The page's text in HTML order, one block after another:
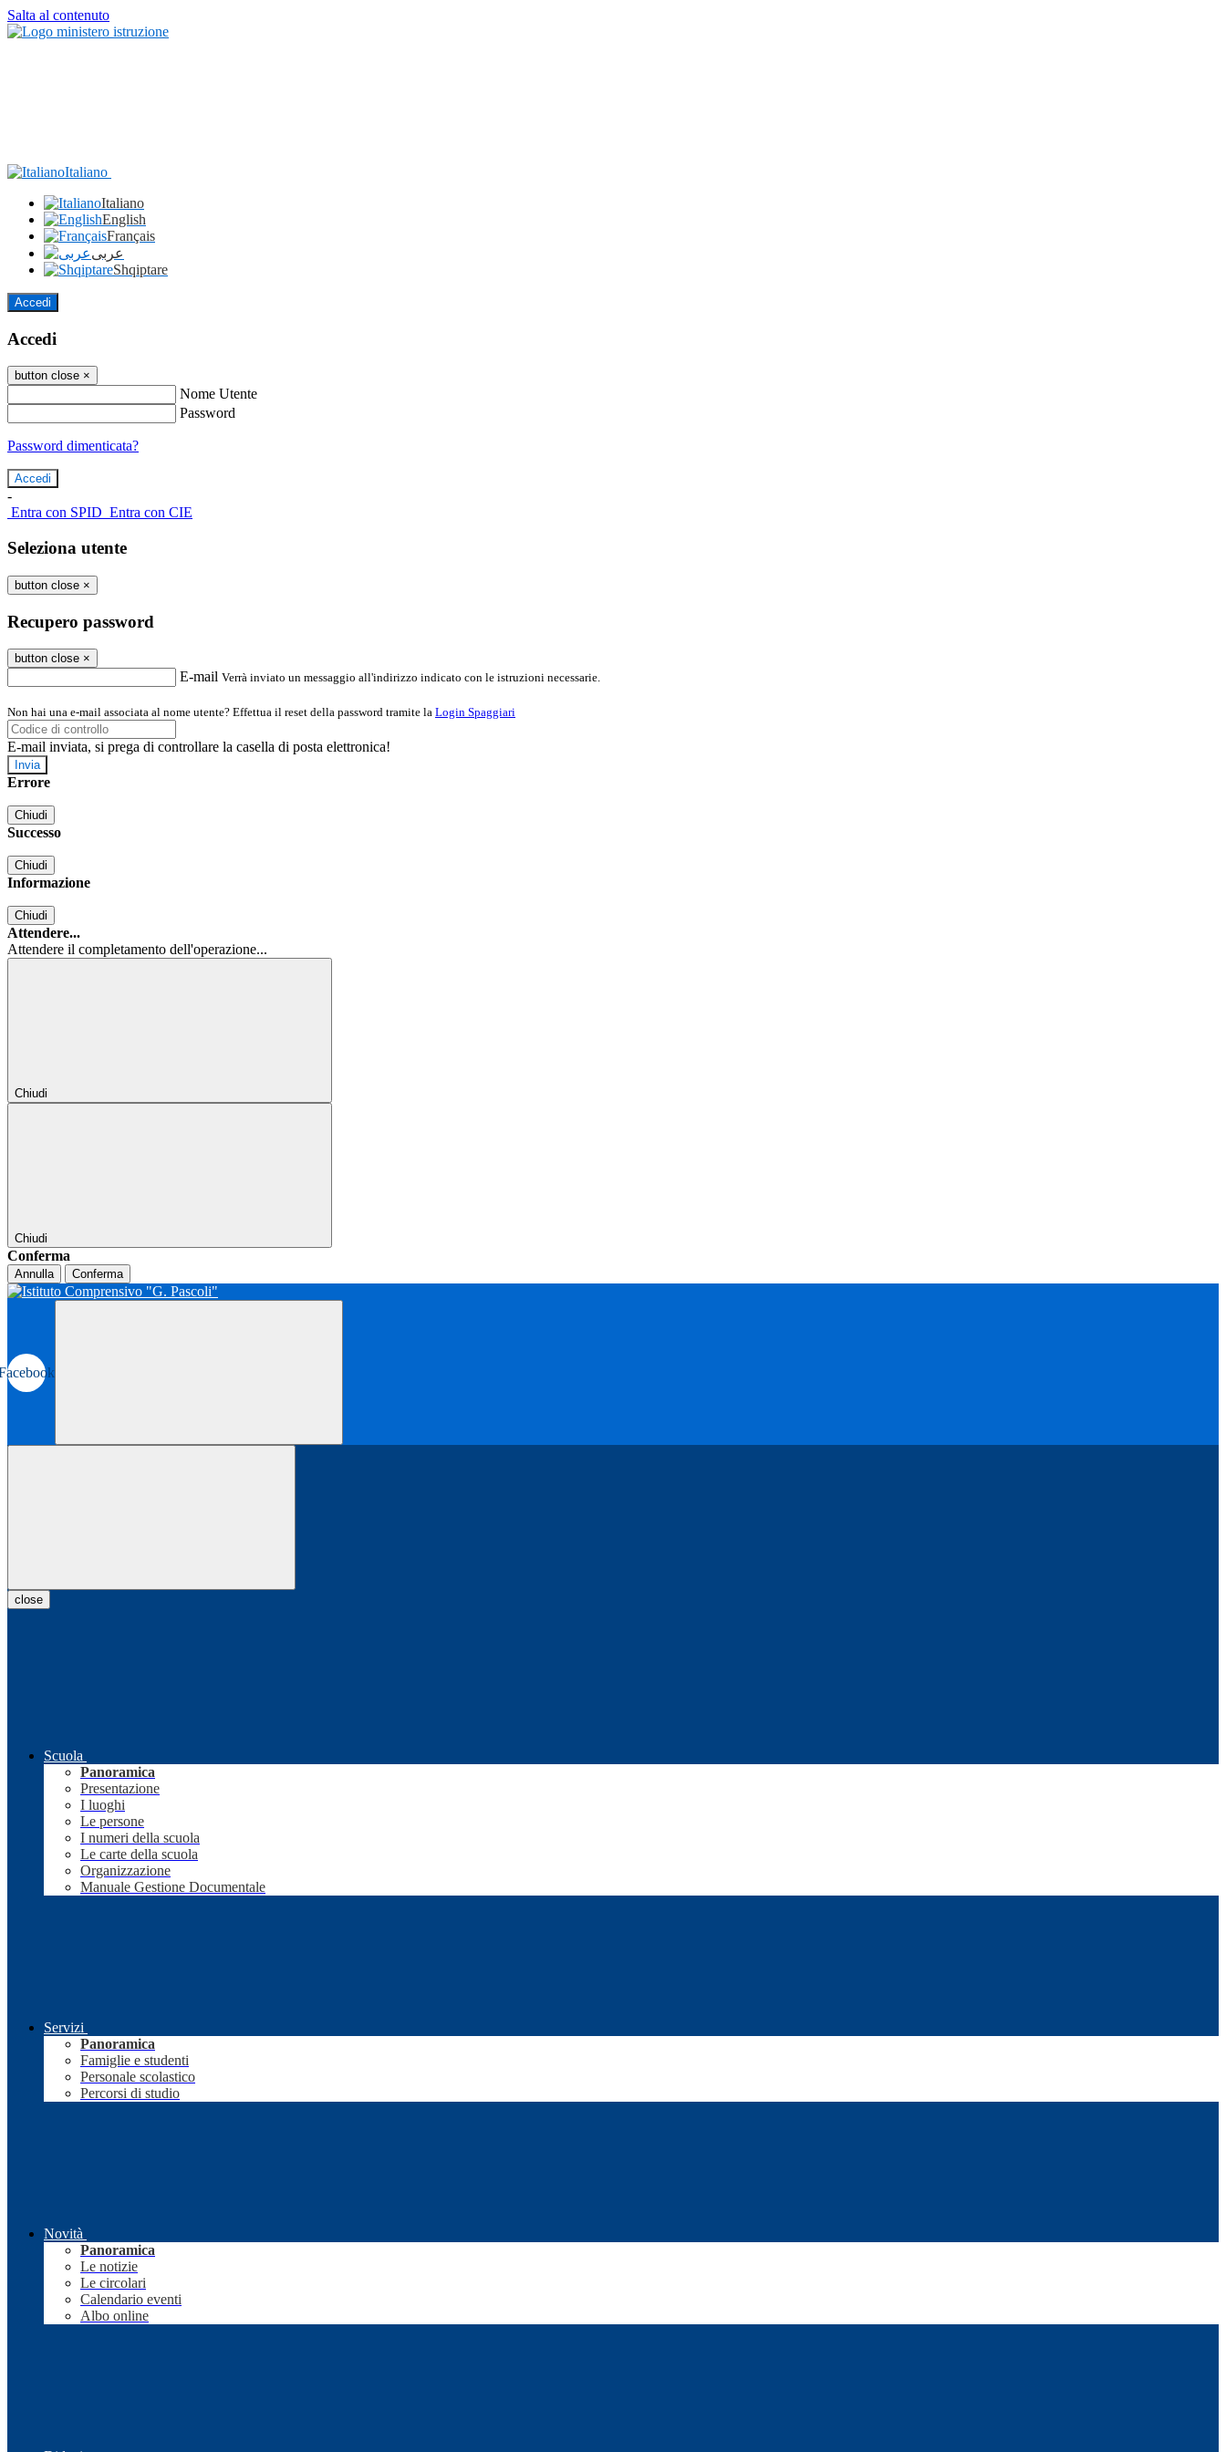
Salta al contenuto
Italiano
Italiano
English
Français
عربى
Shqiptare
Accedi
Accedi
button close ×
Nome Utente
Password
Password dimenticata?
-
Entra con SPID Entra con CIE
Seleziona utente
button close ×
Recupero password
button close ×
E-mail Verrà inviato un messaggio all'indirizzo indicato con le istruzioni necessarie.
Non hai una e-mail associata al nome utente? Effettua il reset della password tramite la Login Spaggiari
E-mail inviata, si prega di controllare la casella di posta elettronica!
Errore
Chiudi
Successo
Chiudi
Informazione
Chiudi
Attendere...
Attendere il completamento dell'operazione...
Chiudi
Chiudi
Conferma
Annulla Conferma
close
Scuola
Panoramica
Presentazione
I luoghi
Le persone
I numeri della scuola
Le carte della scuola
Organizzazione
Manuale Gestione Documentale
Servizi
Panoramica
Famiglie e studenti
Personale scolastico
Percorsi di studio
Novità
Panoramica
Le notizie
Le circolari
Calendario eventi
Albo online